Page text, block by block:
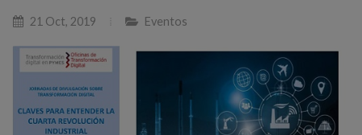
21 Oct, 2019 Eventos